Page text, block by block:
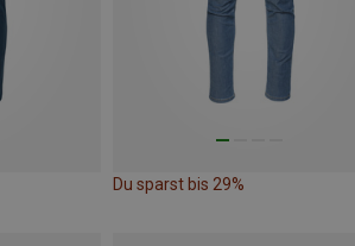
Du sparst bis 29%